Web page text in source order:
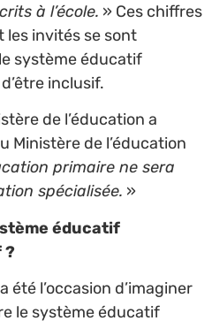
à l’école. » Ces chiffres
les invités se sont
système éducatif
inclusif.
de l’éducation a
Ministère de l’éducation
primaire ne sera
spécialisée. »
éducatif
?
été l’occasion d’imaginer
le système éducatif